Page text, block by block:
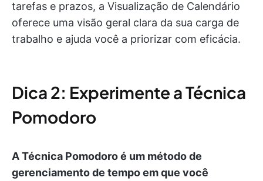
tarefas e prazos, a Visualização de Calendário
oferece uma visão geral clara da sua carga de
trabalho e ajuda você a priorizar com eficácia.
Dica 2: Experimente a Técnica
Pomodoro
A Técnica Pomodoro é um método de
gerenciamento de tempo em que você